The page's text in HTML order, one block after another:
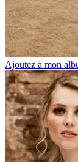
Ajoutez à mon